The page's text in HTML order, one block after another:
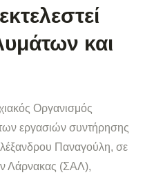
και
Οργανισμός
εργασιών συντήρησης
Παναγούλη, σε
Λάρνακας (ΣΑΛ),